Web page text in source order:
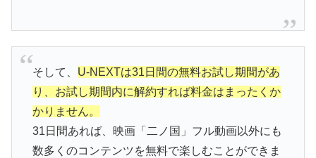
そして、 U-NEXTは31日間の無料お試し期間があ
り、お試し期間内に解約すれば料金はまったくか
かりません。
31日間あれば、映画「二ノ国」フル動画以外にも
数多くのコンテンツを無料で楽しむことができま